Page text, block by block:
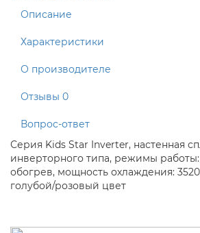
Описание
Характеристики
О производителе
Отзывы 0
Вопрос-ответ
Серия Kids Star Inverter, настенная
инверторного типа, режимы
обогрев, мощность охлаждения: 3520
голубой/розовый цвет